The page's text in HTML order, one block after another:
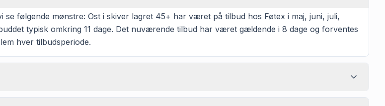
se følgende mønstre: Ost i skiver lagret 45+ har været på tilbud hos Føtex i maj, juni, juli,
typisk omkring 11 dage. Det nuværende tilbud har været gældende i 8 dage og forventes
hver tilbudsperiode.